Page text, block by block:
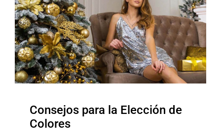
Consejos para la Elección de
Colores